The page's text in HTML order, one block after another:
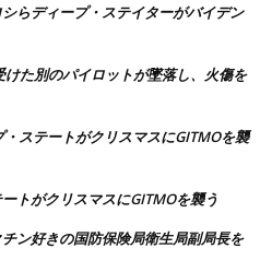
らディープ・ステイターがバイデン
けた別のパイロットが墜落し、火傷を
・ステートがクリスマスにGITMOを襲
トがクリスマスにGITMOを襲う
ン好きの国防保険局衛生局副局長を